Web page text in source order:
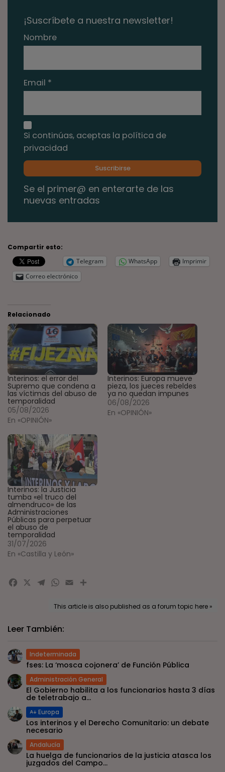
¡Suscríbete a nuestra newsletter!
Nombre
Email *
Si continúas, aceptas la política de
privacidad
Se el primer@ en enterarte de las
nuevas entradas
Compartir esto:
Telegram
WhatsApp
Imprimir
Correo electrónico
Relacionado
Interinos: el error del
Supremo que condena a
las víctimas del abuso de
temporalidad
05/08/2026
En «OPINIÓN»
Interinos: Europa mueve
pieza, los jueces rebeldes
ya no quedan impunes
06/08/2026
En «OPINIÓN»
Interinos: la Justicia
tumba «el truco del
almendruco» de las
Administraciones
Públicas para perpetuar
el abuso de
temporalidad
31/07/2026
En «Castilla y León»
Facebook
X Telegram
WhatsApp
EmailCompartir
This article is also published as a forum topic here »
Leer También:
Indeterminada
fses: La ‘mosca cojonera’ de Función Pública
Administración General
El Gobierno habilita a los funcionarios hasta 3 días
de teletrabajo a...
Europa
Los interinos y el Derecho Comunitario: un debate
necesario
Andalucía
La huelga de funcionarios de la justicia atasca los
juzgados del Campo...